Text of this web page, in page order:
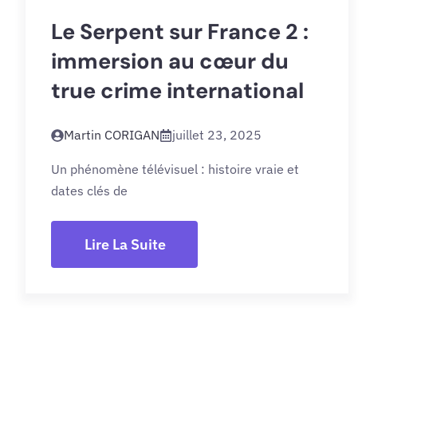
Le Serpent sur France 2 :
immersion au cœur du
true crime international
Martin CORIGAN juillet 23, 2025
Un phénomène télévisuel : histoire vraie et
dates clés de
Lire La Suite